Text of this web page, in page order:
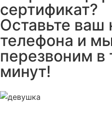
сертификат?
Оставьте ваш
телефона и
перезвоним в
минут!